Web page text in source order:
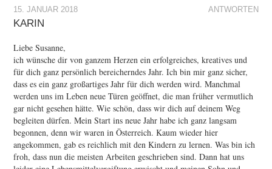
ANTWORTEN
15. JANUAR 2018
KARIN
Liebe Susanne,
ich wünsche dir von ganzem Herzen ein erfolgreiches, kreatives und
für dich ganz persönlich bereicherndes Jahr. Ich bin mir ganz sicher,
dass es ein ganz großartiges Jahr für dich werden wird. Manchmal
werden uns im Leben neue Türen geöffnet, die man früher vermutlich
gar nicht gesehen hätte. Wie schön, dass wir dich auf deinem Weg
begleiten dürfen. Mein Start ins neue Jahr habe ich ganz langsam
begonnen, denn wir waren in Österreich. Kaum wieder hier
angekommen, gab es reichlich mit den Kindern zu lernen. Was bin ich
froh, dass nun die meisten Arbeiten geschrieben sind. Dann hat uns